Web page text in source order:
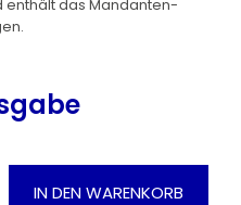
enthält das Mandanten-
den
IN DEN WARENKORB